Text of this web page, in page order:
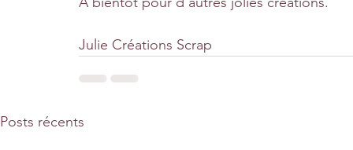
Julie Créations Scrap
Posts récents